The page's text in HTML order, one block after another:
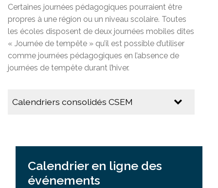
Certaines journées pédagogiques pourraient être
propres à une région ou un niveau scolaire. Toutes
les écoles disposent de deux journées mobiles dites
« Journée de tempête » qu’il est possible d’utiliser
comme journées pédagogiques en l’absence de
journées de tempête durant l’hiver.
Calendriers consolidés CSEM
CSEM
Calendrier - Secteur des jeunes
Calendrier en ligne des
événements